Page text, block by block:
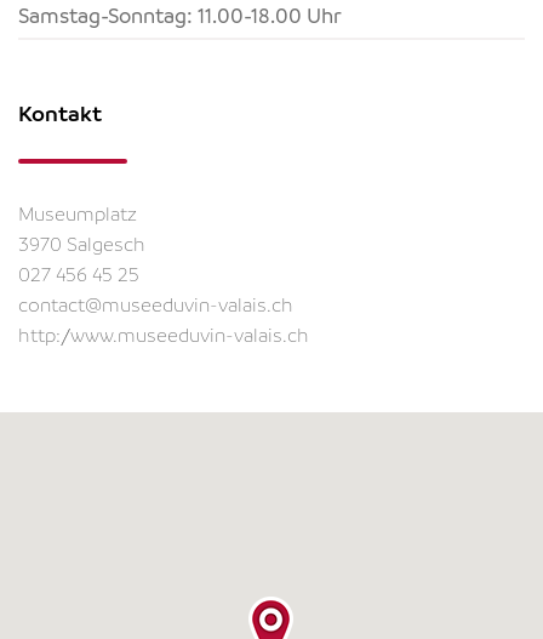
Samstag-Sonntag: 11.00-18.00 Uhr
Kontakt
Museumplatz
3970 Salgesch
027 456 45 25
contact@museeduvin-valais.ch
http://www.museeduvin-valais.ch